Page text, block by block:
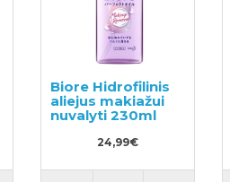
Biore Hidrofilinis
aliejus makiažui
nuvalyti 230ml
24,99€